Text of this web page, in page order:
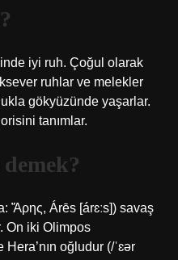
iyi ruh. Çoğul olarak
ruhlar ve melekler
gökyüzünde yaşarlar.
tanımlar.
Ἄρης, Árēs [árɛːs]) savaş
On iki Olimpos
oğludur (/ˈɛər